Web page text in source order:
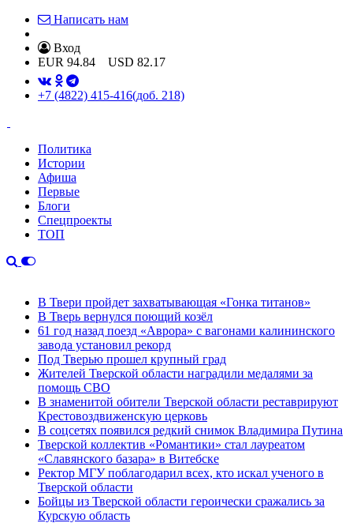
Написать нам
Вход
EUR 94.84 USD 82.17
+7 (4822) 415-416(доб. 218)
Политика
Истории
Афиша
Первые
Блоги
Спецпроекты
ТОП
В Твери пройдет захватывающая «Гонка титанов»
В Тверь вернулся поющий козёл
61 год назад поезд «Аврора» с вагонами калининского
завода установил рекорд
Под Тверью прошел крупный град
Жителей Тверской области наградили медалями за
помощь СВО
В знаменитой обители Тверской области реставрируют
Крестовоздвиженскую церковь
В соцсетях появился редкий снимок Владимира Путина
Тверской коллектив «Романтики» стал лауреатом
«Славянского базара» в Витебске
Ректор МГУ поблагодарил всех, кто искал ученого в
Тверской области
Бойцы из Тверской области героически сражались за
Курскую область